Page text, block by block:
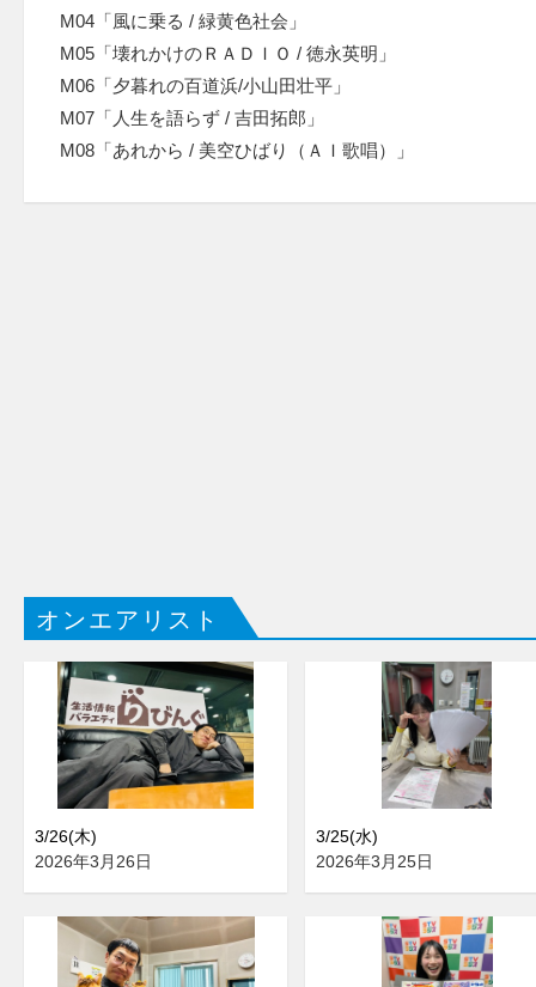
M04「風に乗る / 緑黄色社会」
M05「壊れかけのＲＡＤＩＯ / 徳永英明」
M06「夕暮れの百道浜/小山田壮平」
M07「人生を語らず / 吉田拓郎」
M08「あれから / 美空ひばり（ＡＩ歌唱）」
オンエアリスト
3/26(木)
2026年3月26日
3/25(水)
2026年3月25日